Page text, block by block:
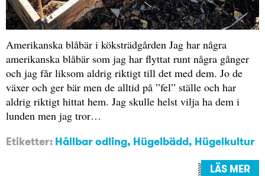
Amerikanska blåbär i köksträdgården Jag har några
amerikanska blåbär som jag har flyttat runt några gånger
och jag får liksom aldrig riktigt till det med dem. Jo de
växer och ger bär men de alltid på ”fel” ställe och har
aldrig riktigt hittat hem. Jag skulle helst vilja ha dem i
lunden men jag tror…
Etiketter: Hållbar odling, Hügelbädd, Hügelkultur
LÄS MER